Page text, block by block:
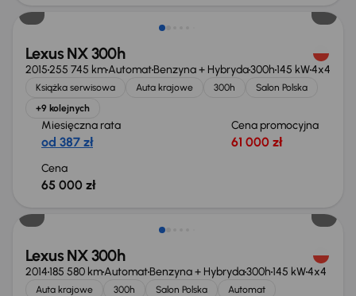
Lexus NX 300h
2015255 745 kmAutomatBenzyna + Hybryda300h145 kW4x4
Książka serwisowa Auta krajowe 300h
Salon Polska
+9 kolejnych
Miesięczna rata
od 387 zł
Cena promocyjna
61 000 zł
Cena
65 000 zł
Taniej o 2 000 zł
Lexus NX 300h
2014185 580 kmAutomatBenzyna + Hybryda300h145 kW4x4
Auta krajowe 300h Salon Polska
Automat